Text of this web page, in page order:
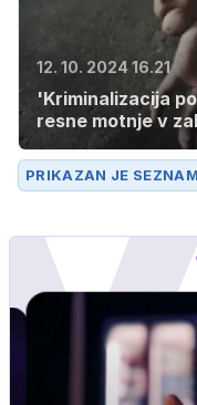
12. 10. 2024 16.21
'Kriminalizacija
resne motnje v
PRIKAZAN JE
O BESEDOSPOLNO